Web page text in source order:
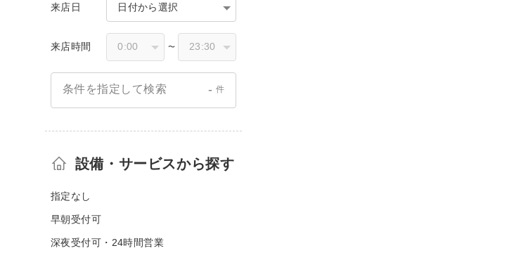
来店日 日付から選択
来店時間 〜
条件を指定して検索 - 件
設備・サービスから探す
指定なし
早朝受付可
深夜受付可・24時間営業